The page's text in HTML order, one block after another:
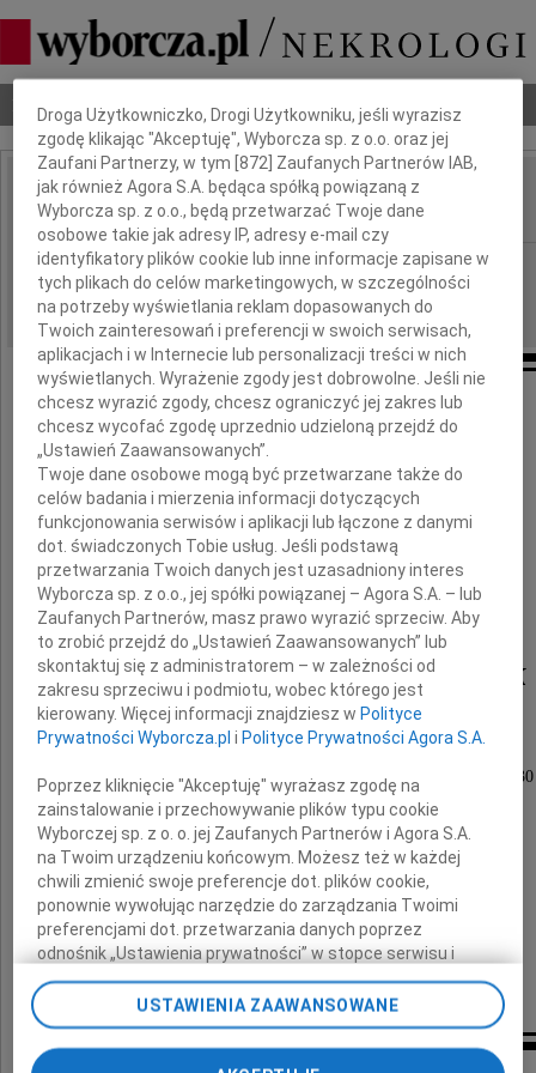
Nekrologi Odeszli Poradnik pogrzebowy
IMIĘ I NAZWISKO: Marian Kiełbaszczak
REGION: Łódź
DATA EMISJI: 12.01.2011
Z głębokim żalem zawiadamiamy,
zmarł kochany Mąż, Brat, Ojciec i Dziadek
Marian Kiełbaszczak
14 stycznia 2011 roku (piątek) o godzinie 13.30
na cmentarzu Zarzew komunalny w Łodzi,
ulica Przybyszewskiego 325.
O czym zawiadamia pogrążona w smutku
rodzina
Dbamy o Twoją prywatność
Droga Użytkowniczko, Drogi Użytkowniku, jeśli wyrazisz
zgodę klikając "Akceptuję", Wyborcza sp. z o.o. oraz jej
Zaufani Partnerzy, w tym [872 ] Zaufanych Partnerów IAB,
jak również Agora S.A. będąca spółką powiązaną z
Wyborcza sp. z o.o., będą przetwarzać Twoje dane
osobowe takie jak adresy IP, adresy e-mail czy
identyfikatory plików cookie lub inne informacje zapisane w
tych plikach do celów marketingowych, w szczególności
na potrzeby wyświetlania reklam dopasowanych do
Twoich zainteresowań i preferencji w swoich serwisach,
aplikacjach i w Internecie lub personalizacji treści w nich
wyświetlanych. Wyrażenie zgody jest dobrowolne. Jeśli nie
chcesz wyrazić zgody, chcesz ograniczyć jej zakres lub
chcesz wycofać zgodę uprzednio udzieloną przejdź do
„Ustawień Zaawansowanych”.
Twoje dane osobowe mogą być przetwarzane także do
celów badania i mierzenia informacji dotyczących
funkcjonowania serwisów i aplikacji lub łączone z danymi
dot. świadczonych Tobie usług. Jeśli podstawą
przetwarzania Twoich danych jest uzasadniony interes
Wyborcza sp. z o.o., jej spółki powiązanej – Agora S.A. – lub
Zaufanych Partnerów, masz prawo wyrazić sprzeciw. Aby
to zrobić przejdź do „Ustawień Zaawansowanych” lub
skontaktuj się z administratorem – w zależności od
zakresu sprzeciwu i podmiotu, wobec którego jest
kierowany. Więcej informacji znajdziesz w Polityce
Prywatności Wyborcza.pl i Polityce Prywatności Agora S.A.
Poprzez kliknięcie "Akceptuję" wyrażasz zgodę na
zainstalowanie i przechowywanie plików typu cookie
Wyborczej sp. z o. o. jej Zaufanych Partnerów i Agora S.A.
na Twoim urządzeniu końcowym. Możesz też w każdej
chwili zmienić swoje preferencje dot. plików cookie,
ponownie wywołując narzędzie do zarządzania Twoimi
preferencjami dot. przetwarzania danych poprzez
odnośnik „Ustawienia prywatności” w stopce serwisu i
przechodząc do sekcji „Ustawienia zaawansowane”.
Zmiana ustawień plików cookie możliwa jest także za
pomocą ustawień przeglądarki.
USTAWIENIA ZAAWANSOWANE